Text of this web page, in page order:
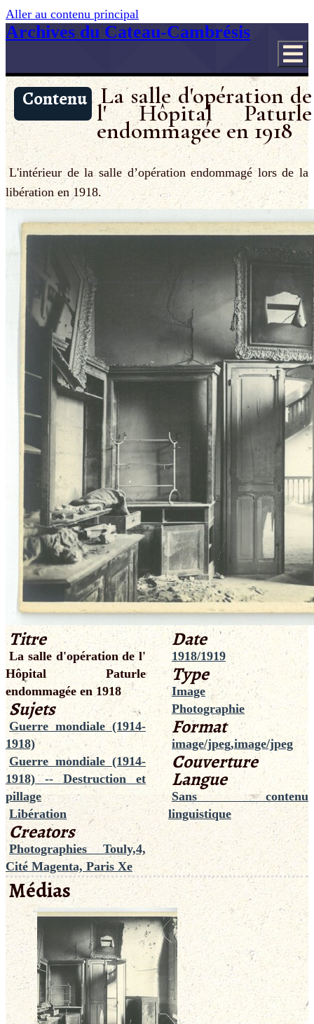
Aller au contenu principal
Archives du Cateau-Cambrésis
Contenu La salle d'opération de
l' Hôpital Paturle
endommagée en 1918
L'intérieur de la salle d’opération endommagé lors de la
libération en 1918.
Titre
La salle d'opération de l'
Hôpital Paturle
endommagée en 1918
Sujets
Guerre mondiale (1914-
1918)
Guerre mondiale (1914-
1918) -- Destruction et
pillage
Libération
Creators
Photographies Touly,4,
Cité Magenta, Paris Xe
Date
1918/1919
Type
Image
Photographie
Format
image/jpeg,image/jpeg
Couverture
Langue
Sans contenu
linguistique
Médias